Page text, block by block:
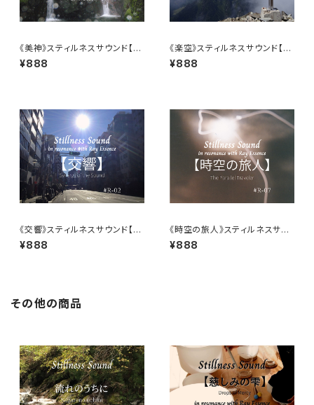
《美神》スティルネスサウンド【ダ
ウンロード音源】
¥888
《楽空》スティルネスサウンド【ダ
ウンロード音源】
¥888
《交響》スティルネスサウンド【ダ
ウンロード音源】
¥888
《時空の旅人》スティルネスサウ
ンド【ダウンロード音源】
¥888
その他の商品